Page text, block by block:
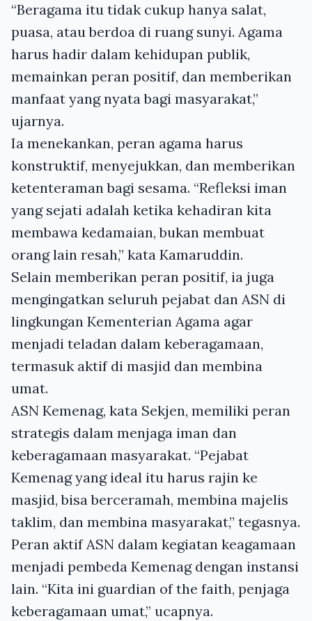
“Beragama itu tidak cukup hanya salat,
puasa, atau berdoa di ruang sunyi. Agama
harus hadir dalam kehidupan publik,
memainkan peran positif, dan memberikan
manfaat yang nyata bagi masyarakat,”
ujarnya.
Ia menekankan, peran agama harus
konstruktif, menyejukkan, dan memberikan
ketenteraman bagi sesama. “Refleksi iman
yang sejati adalah ketika kehadiran kita
membawa kedamaian, bukan membuat
orang lain resah,” kata Kamaruddin.
Selain memberikan peran positif, ia juga
mengingatkan seluruh pejabat dan ASN di
lingkungan Kementerian Agama agar
menjadi teladan dalam keberagamaan,
termasuk aktif di masjid dan membina
umat.
ASN Kemenag, kata Sekjen, memiliki peran
strategis dalam menjaga iman dan
keberagamaan masyarakat. “Pejabat
Kemenag yang ideal itu harus rajin ke
masjid, bisa berceramah, membina majelis
taklim, dan membina masyarakat,” tegasnya.
Peran aktif ASN dalam kegiatan keagamaan
menjadi pembeda Kemenag dengan instansi
lain. “Kita ini guardian of the faith, penjaga
keberagamaan umat,” ucapnya.